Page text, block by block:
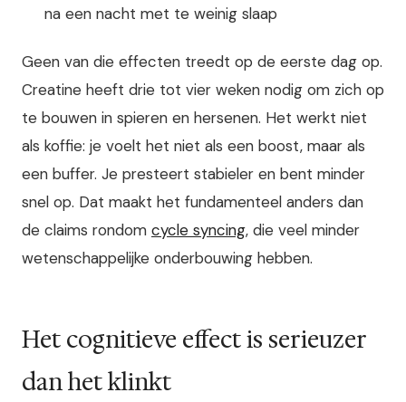
na een nacht met te weinig slaap
Geen van die effecten treedt op de eerste dag op.
Creatine heeft drie tot vier weken nodig om zich op
te bouwen in spieren en hersenen. Het werkt niet
als koffie: je voelt het niet als een boost, maar als
een buffer. Je presteert stabieler en bent minder
snel op. Dat maakt het fundamenteel anders dan
de claims rondom cycle syncing, die veel minder
wetenschappelijke onderbouwing hebben.
Het cognitieve effect is serieuzer
dan het klinkt